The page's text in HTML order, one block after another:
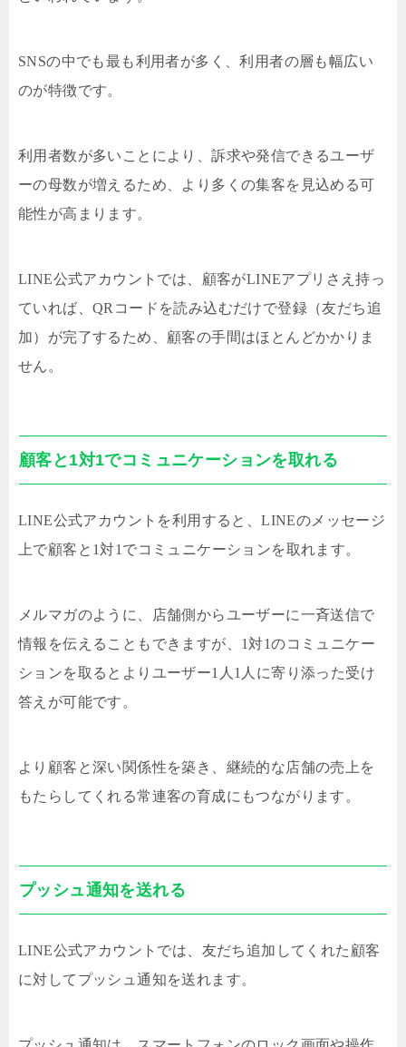
SNSの中でも最も利用者が多く、利用者の層も幅広い
のが特徴です。
利用者数が多いことにより、訴求や発信できるユーザ
ーの母数が増えるため、より多くの集客を見込める可
能性が高まります。
LINE公式アカウントでは、顧客がLINEアプリさえ持っ
ていれば、QRコードを読み込むだけで登録（友だち追
加）が完了するため、顧客の手間はほとんどかかりま
せん。
顧客と1対1でコミュニケーションを取れる
LINE公式アカウントを利用すると、LINEのメッセージ
上で顧客と1対1でコミュニケーションを取れます。
メルマガのように、店舗側からユーザーに一斉送信で
情報を伝えることもできますが、1対1のコミュニケー
ションを取るとよりユーザー1人1人に寄り添った受け
答えが可能です。
より顧客と深い関係性を築き、継続的な店舗の売上を
もたらしてくれる常連客の育成にもつながります。
プッシュ通知を送れる
LINE公式アカウントでは、友だち追加してくれた顧客
に対してプッシュ通知を送れます。